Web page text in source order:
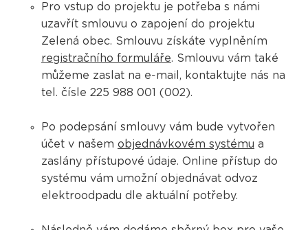
Pro vstup do projektu je potřeba s námi
uzavřít smlouvu o zapojení do projektu
Zelená obec. Smlouvu získáte vyplněním
registračního formuláře. Smlouvu vám také
můžeme zaslat na e-mail, kontaktujte nás na
tel. čísle 225 988 001 (002).
Po podepsání smlouvy vám bude vytvořen
účet v našem objednávkovém systému a
zaslány přístupové údaje. Online přístup do
systému vám umožní objednávat odvoz
elektroodpadu dle aktuální potřeby.